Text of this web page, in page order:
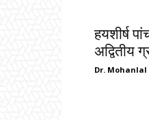
हयशीर्ष
अद्वितीय
Dr. Mohanlal